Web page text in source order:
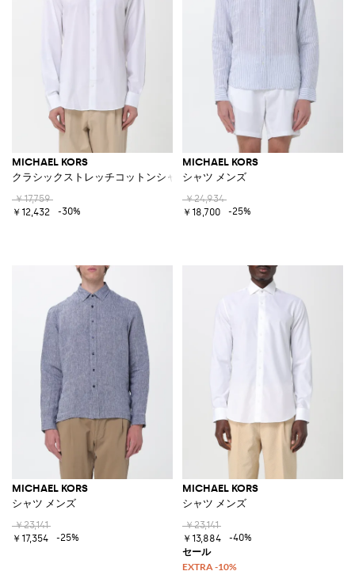
MICHAEL KORS
クラシックストレッチコットンシャツ
￥17,759
￥12,432
-30%
MICHAEL KORS
シャツ メンズ
￥24,934
￥18,700
-25%
MICHAEL KORS
シャツ メンズ
￥23,141
￥17,354
-25%
MICHAEL KORS
シャツ メンズ
￥23,141
￥13,884
-40%